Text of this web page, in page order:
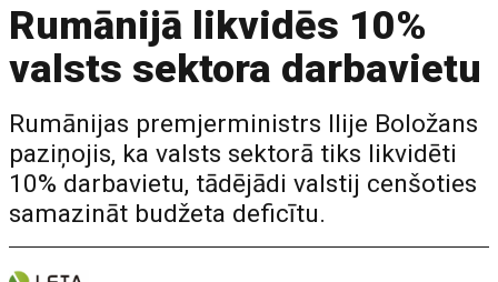
Rumānijā likvidēs 10%
valsts sektora darbavietu
Rumānijas premjerministrs Ilije Boložans
paziņojis, ka valsts sektorā tiks likvidēti
10% darbavietu, tādējādi valstij cenšoties
samazināt budžeta deficītu.